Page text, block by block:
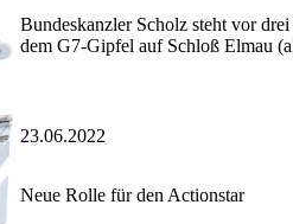
Bundeskanzler Scholz steht vor
dem G7-Gipfel auf Schloß Elmau
23.06.2022
Neue Rolle für den Actionstar